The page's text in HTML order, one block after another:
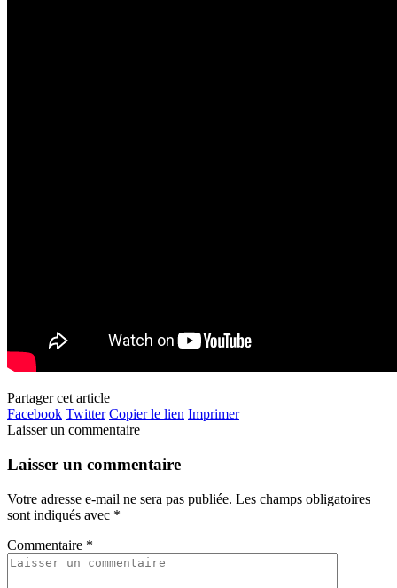
Partager cet article
Facebook Twitter Copier le lien Imprimer
Laisser un commentaire
Laisser un commentaire
Votre adresse e-mail ne sera pas publiée. Les champs obligatoires
sont indiqués avec *
Commentaire *